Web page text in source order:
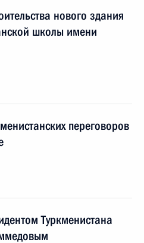
нового здания
школы имени
переговоров
Туркменистана